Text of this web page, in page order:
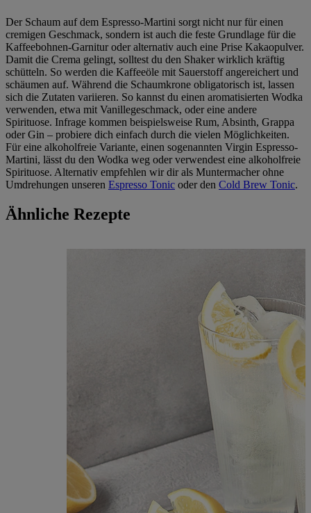
Der Schaum auf dem Espresso-Martini sorgt nicht nur für einen
cremigen Geschmack, sondern ist auch die feste Grundlage für die
Kaffeebohnen-Garnitur oder alternativ auch eine Prise Kakaopulver.
Damit die Crema gelingt, solltest du den Shaker wirklich kräftig
schütteln. So werden die Kaffeeöle mit Sauerstoff angereichert und
schäumen auf. Während die Schaumkrone obligatorisch ist, lassen
sich die Zutaten variieren. So kannst du einen aromatisierten Wodka
verwenden, etwa mit Vanillegeschmack, oder eine andere
Spirituose. Infrage kommen beispielsweise Rum, Absinth, Grappa
oder Gin – probiere dich einfach durch die vielen Möglichkeiten.
Für eine alkoholfreie Variante, einen sogenannten Virgin Espresso-
Martini, lässt du den Wodka weg oder verwendest eine alkoholfreie
Spirituose. Alternativ empfehlen wir dir als Muntermacher ohne
Umdrehungen unseren Espresso Tonic oder den Cold Brew Tonic.
Ähnliche Rezepte